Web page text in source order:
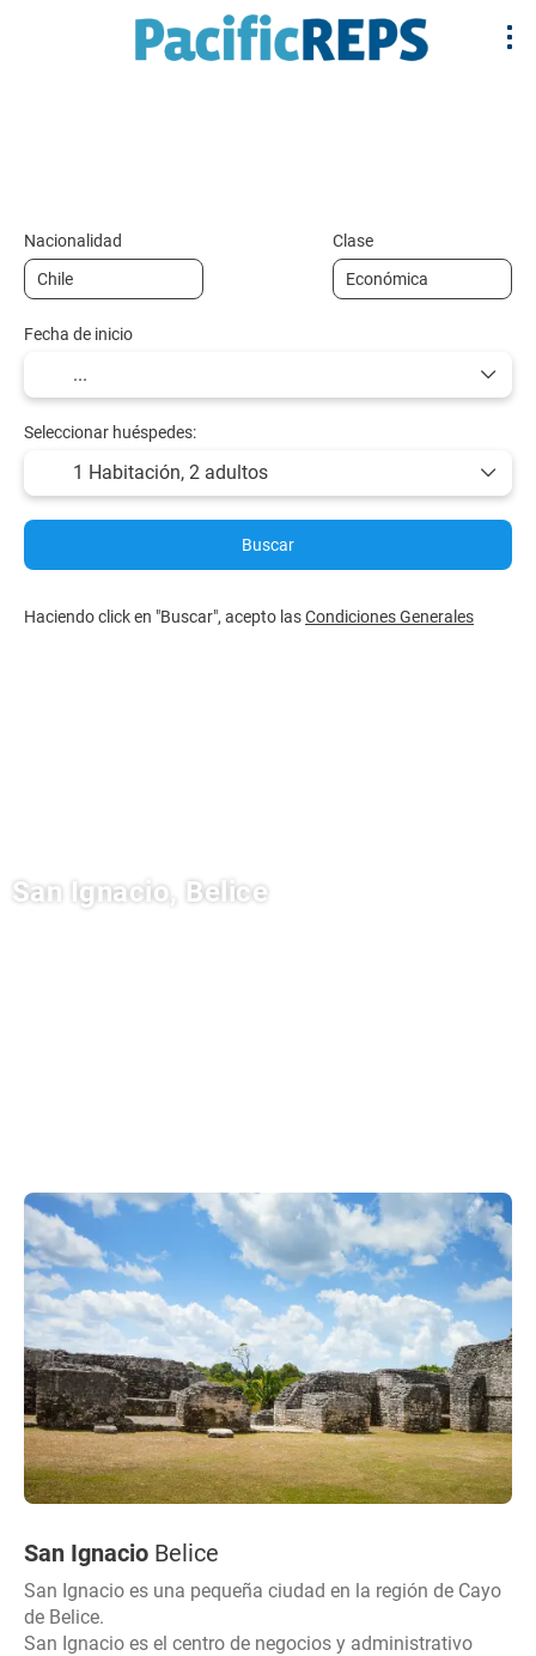
San Ignacio, Belice
Nacionalidad Clase
Fecha de inicio
Seleccionar huéspedes:
1 Habitación, 2 adultos
Buscar
Haciendo click en "Buscar", acepto lasCondiciones Generales
San Ignacio Belice
San Ignacio es una pequeña ciudad en la región de Cayo
de Belice.
San Ignacio es el centro de negocios y administrativo